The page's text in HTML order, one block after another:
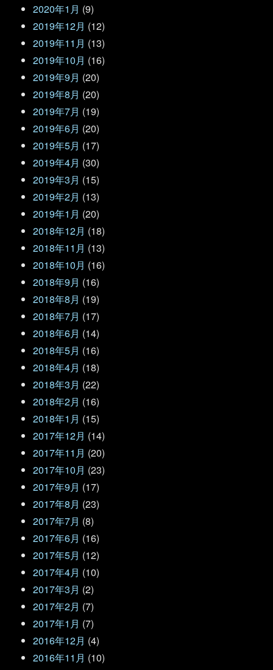
2020年1月 (9)
2019年12月 (12)
2019年11月 (13)
2019年10月 (16)
2019年9月 (20)
2019年8月 (20)
2019年7月 (19)
2019年6月 (20)
2019年5月 (17)
2019年4月 (30)
2019年3月 (15)
2019年2月 (13)
2019年1月 (20)
2018年12月 (18)
2018年11月 (13)
2018年10月 (16)
2018年9月 (16)
2018年8月 (19)
2018年7月 (17)
2018年6月 (14)
2018年5月 (16)
2018年4月 (18)
2018年3月 (22)
2018年2月 (16)
2018年1月 (15)
2017年12月 (14)
2017年11月 (20)
2017年10月 (23)
2017年9月 (17)
2017年8月 (23)
2017年7月 (8)
2017年6月 (16)
2017年5月 (12)
2017年4月 (10)
2017年3月 (2)
2017年2月 (7)
2017年1月 (7)
2016年12月 (4)
2016年11月 (10)